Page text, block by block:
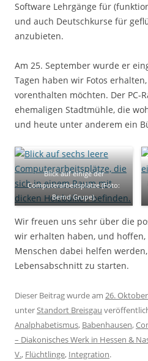
Software Lehrgänge für
und auch Deutschkurse für
anzubieten.
Am 25. September wurde er
Tagen haben wir Fotos
vorenthalten möchten. Der PC-
ehemaligen Stadtmühle, die
und heute unter anderem ein
Blick auf einige der
Computerarbeitsplätze (Foto:
Bernd Grupe).
Wir freuen uns sehr über die
wir erhalten haben, und
Menschen dabei helfen
Lebensabschnitt zu starten.
Dieser Beitrag wurde am 26.
unterStandort Breisgau
Analphabetismus, Babenhausen,
– Diakonisches Werk in Hessen &
V., Flüchtlinge, Integration.